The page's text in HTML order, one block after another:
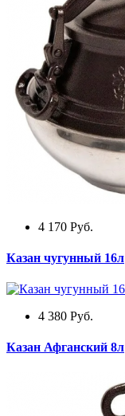
4 170 Руб.
Казан чугунный 16л
4 380 Руб.
Казан Афганский 8л